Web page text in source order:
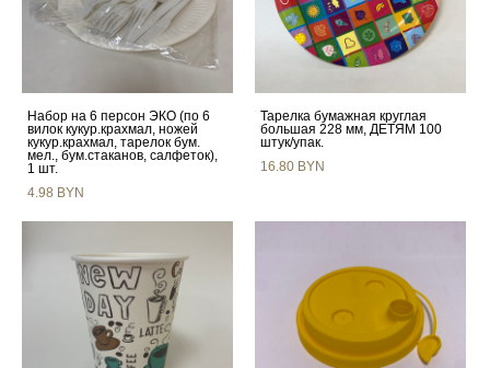
Набор на 6 персон ЭКО (по 6
вилок кукур.крахмал, ножей
кукур.крахмал, тарелок бум.
мел., бум.стаканов, салфеток),
1 шт.
4.98 BYN
Тарелка бумажная круглая
большая 228 мм, ДЕТЯМ 100
штук/упак.
16.80 BYN